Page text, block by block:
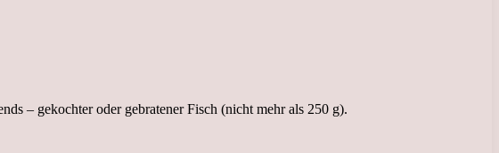
– gekochter oder gebratener Fisch (nicht mehr als 250 g).